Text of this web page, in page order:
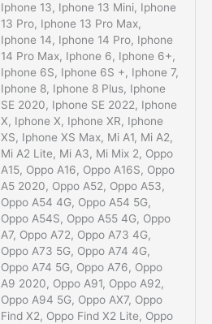
Iphone 13, Iphone 13 Mini, Iphone
13 Pro, Iphone 13 Pro Max,
Iphone 14, Iphone 14 Pro, Iphone
14 Pro Max, Iphone 6, Iphone 6+,
Iphone 6S, Iphone 6S +, Iphone 7,
Iphone 8, Iphone 8 Plus, Iphone
SE 2020, Iphone SE 2022, Iphone
X, Iphone X, Iphone XR, Iphone
XS, Iphone XS Max, Mi A1, Mi A2,
Mi A2 Lite, Mi A3, Mi Mix 2, Oppo
A15, Oppo A16, Oppo A16S, Oppo
A5 2020, Oppo A52, Oppo A53,
Oppo A54 4G, Oppo A54 5G,
Oppo A54S, Oppo A55 4G, Oppo
A7, Oppo A72, Oppo A73 4G,
Oppo A73 5G, Oppo A74 4G,
Oppo A74 5G, Oppo A76, Oppo
A9 2020, Oppo A91, Oppo A92,
Oppo A94 5G, Oppo AX7, Oppo
Find X2, Oppo Find X2 Lite, Oppo